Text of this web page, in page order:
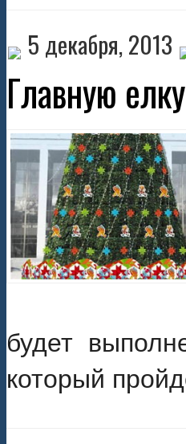
5 декабря, 2013
Главную
будет
который